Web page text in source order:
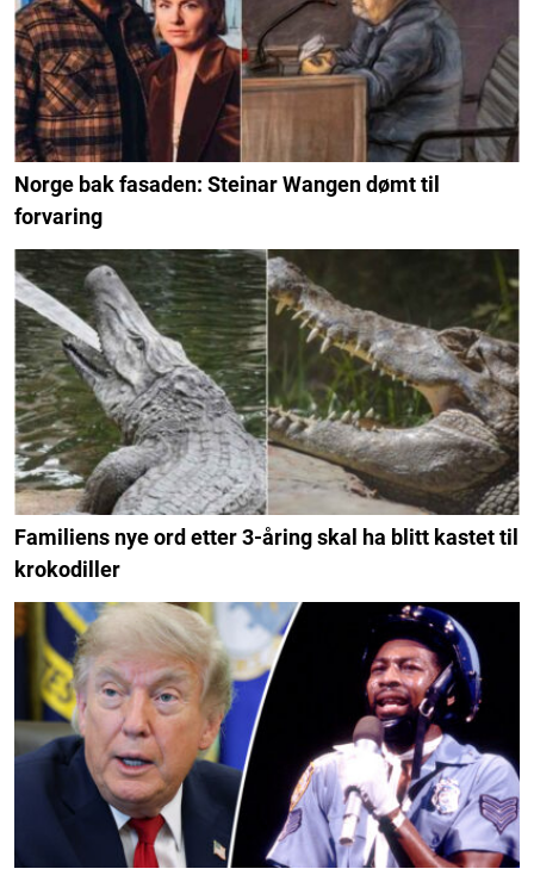
Norge bak fasaden: Steinar Wangen dømt til
forvaring
Familiens nye ord etter 3-åring skal ha blitt kastet til
krokodiller